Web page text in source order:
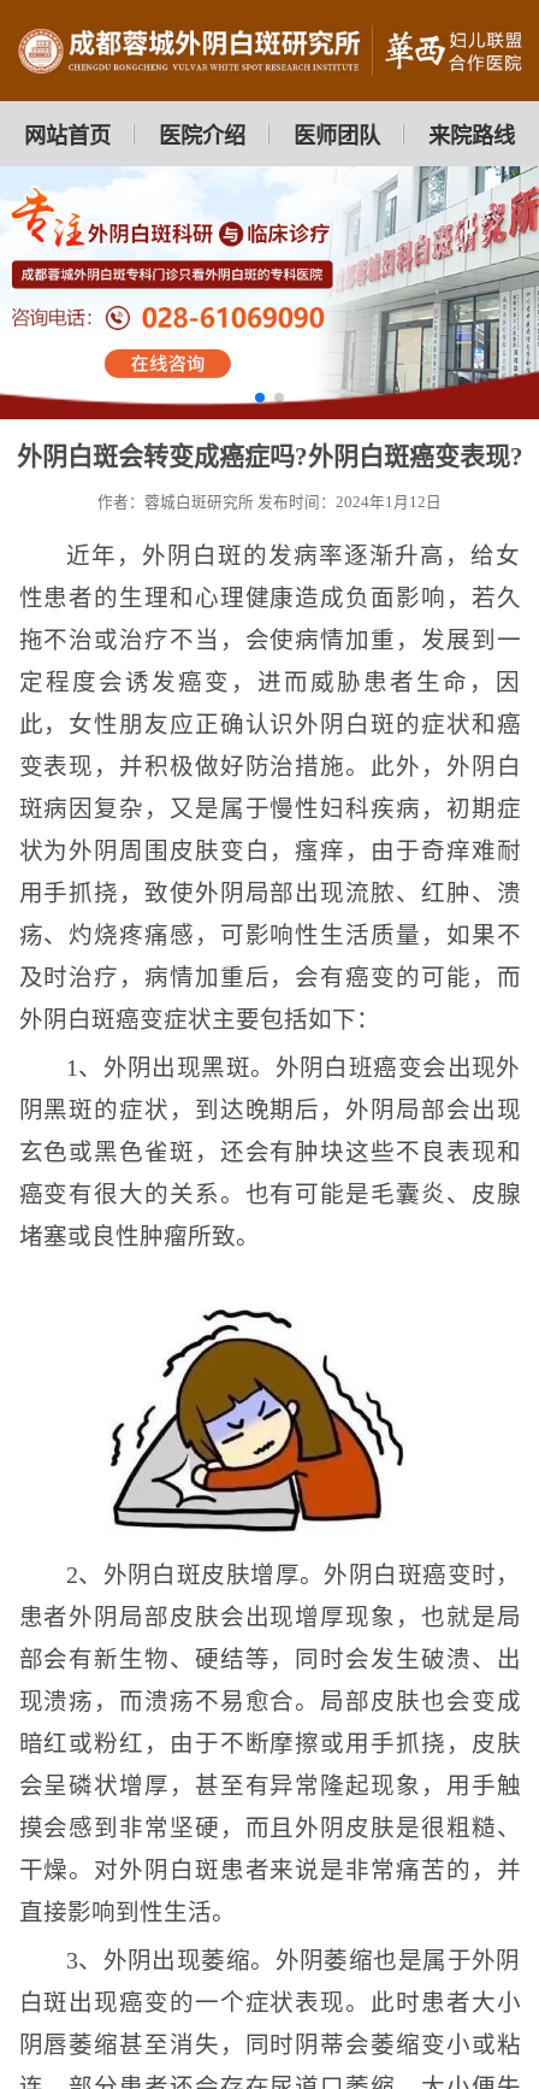
网站首页 医院介绍 医师团队 来院路线
外阴白斑会转变成癌症吗?外阴白斑癌变表现?
作者：蓉城白斑研究所 发布时间：2024年1月12日
近年，外阴白斑的发病率逐渐升高，给女
性患者的生理和心理健康造成负面影响，若久
拖不治或治疗不当，会使病情加重，发展到一
定程度会诱发癌变，进而威胁患者生命，因
此，女性朋友应正确认识外阴白斑的症状和癌
变表现，并积极做好防治措施。此外，外阴白
斑病因复杂，又是属于慢性妇科疾病，初期症
状为外阴周围皮肤变白，瘙痒，由于奇痒难耐
用手抓挠，致使外阴局部出现流脓、红肿、溃
疡、灼烧疼痛感，可影响性生活质量，如果不
及时治疗，病情加重后，会有癌变的可能，而
外阴白斑癌变症状主要包括如下：
1、外阴出现黑斑。外阴白班癌变会出现外
阴黑斑的症状，到达晚期后，外阴局部会出现
玄色或黑色雀斑，还会有肿块这些不良表现和
癌变有很大的关系。也有可能是毛囊炎、皮腺
堵塞或良性肿瘤所致。
2、外阴白斑皮肤增厚。外阴白斑癌变时，
患者外阴局部皮肤会出现增厚现象，也就是局
部会有新生物、硬结等，同时会发生破溃、出
现溃疡，而溃疡不易愈合。局部皮肤也会变成
暗红或粉红，由于不断摩擦或用手抓挠，皮肤
会呈磷状增厚，甚至有异常隆起现象，用手触
摸会感到非常坚硬，而且外阴皮肤是很粗糙、
干燥。对外阴白斑患者来说是非常痛苦的，并
直接影响到性生活。
3、外阴出现萎缩。外阴萎缩也是属于外阴
白斑出现癌变的一个症状表现。此时患者大小
阴唇萎缩甚至消失，同时阴蒂会萎缩变小或粘